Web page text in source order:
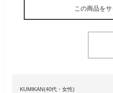
この商品を
KUMIKAN(40代・女性)